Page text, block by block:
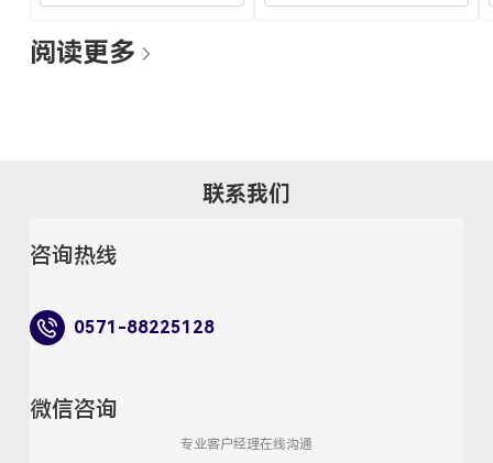
阅读更多
联系我们
咨询热线
0571-88225128
微信咨询
专业客户经理在线沟通